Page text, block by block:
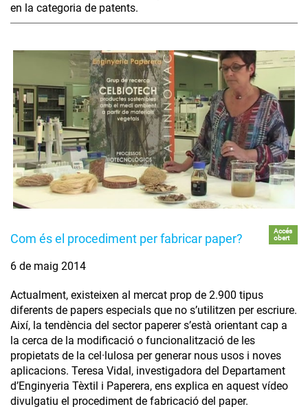
en la categoria de patents.
Com és el procediment per fabricar paper?
Accés
obert
6 de maig 2014
Actualment, existeixen al mercat prop de 2.900 tipus
diferents de papers especials que no s’utilitzen per escriure.
Així, la tendència del sector paperer s’està orientant cap a
la cerca de la modificació o funcionalització de les
propietats de la cel·lulosa per generar nous usos i noves
aplicacions. Teresa Vidal, investigadora del Departament
d’Enginyeria Tèxtil i Paperera, ens explica en aquest vídeo
divulgatiu el procediment de fabricació del paper.